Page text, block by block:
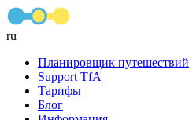
ru
Планировщик путешествий
Support TfA
Тарифы
Блог